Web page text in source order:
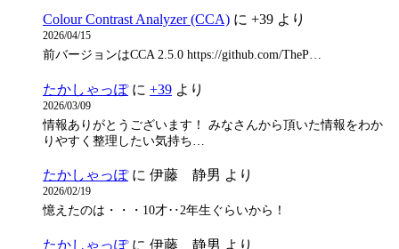
Colour Contrast Analyzer (CCA) に +39 より
2026/04/15
前バージョンはCCA 2.5.0 https://github.com/TheP…
たかしゃっぽに +39 より
2026/03/09
情報ありがとうございます！ みなさんから頂いた情報をわか
りやすく整理したい気持ち…
たかしゃっぽに 伊藤 静男 より
2026/02/19
憶えたのは・・・10才‥2年生ぐらいから！
たかしゃっぽに 伊藤 静男 より